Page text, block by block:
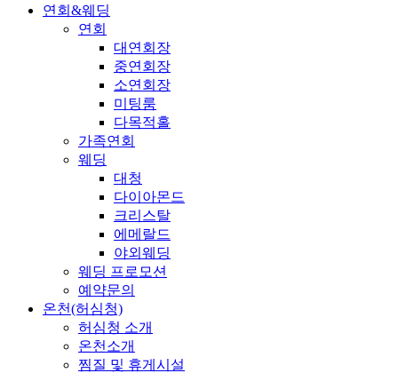
연회&웨딩
연회
대연회장
중연회장
소연회장
미팅룸
다목적홀
가족연회
웨딩
대청
다이아몬드
크리스탈
에메랄드
야외웨딩
웨딩 프로모션
예약문의
온천(허심청)
허심청 소개
온천소개
찜질 및 휴게시설